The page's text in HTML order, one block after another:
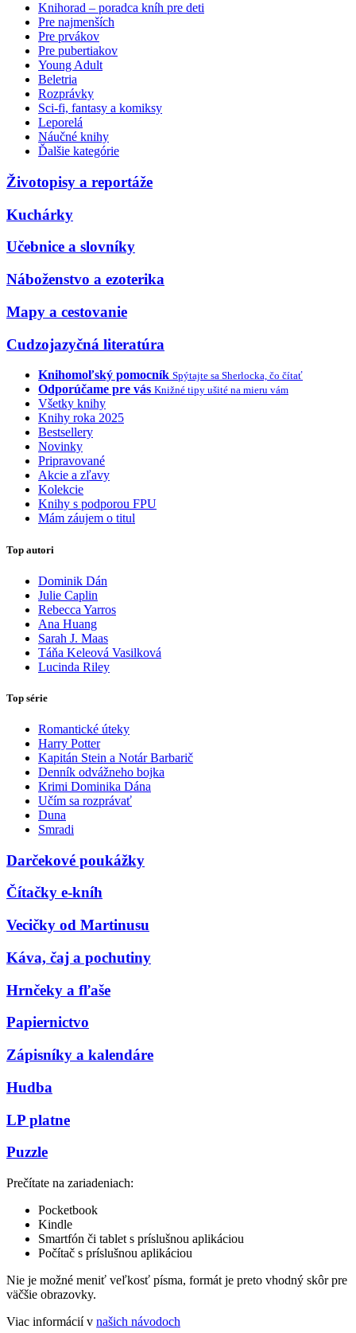
Knihorad – poradca kníh pre deti
Pre najmenších
Pre prvákov
Pre pubertiakov
Young Adult
Beletria
Rozprávky
Sci-fi, fantasy a komiksy
Leporelá
Náučné knihy
Ďalšie kategórie
Životopisy a reportáže
Kuchárky
Učebnice a slovníky
Náboženstvo a ezoterika
Mapy a cestovanie
Cudzojazyčná literatúra
Knihomoľský pomocník Spýtajte sa Sherlocka, čo čítať
Odporúčame pre vás Knižné tipy ušité na mieru vám
Všetky knihy
Knihy roka 2025
Bestsellery
Novinky
Pripravované
Akcie a zľavy
Kolekcie
Knihy s podporou FPU
Mám záujem o titul
Top autori
Dominik Dán
Julie Caplin
Rebecca Yarros
Ana Huang
Sarah J. Maas
Táňa Keleová Vasilková
Lucinda Riley
Top série
Romantické úteky
Harry Potter
Kapitán Stein a Notár Barbarič
Denník odvážneho bojka
Krimi Dominika Dána
Učím sa rozprávať
Duna
Smradi
Darčekové poukážky
Čítačky e-kníh
Vecičky od Martinusu
Káva, čaj a pochutiny
Hrnčeky a fľaše
Papiernictvo
Zápisníky a kalendáre
Hudba
LP platne
Puzzle
Prečítate na zariadeniach:
Pocketbook
Kindle
Smartfón či tablet s príslušnou aplikáciou
Počítač s príslušnou aplikáciou
Nie je možné meniť veľkosť písma, formát je preto vhodný skôr pre
väčšie obrazovky.
Viac informácií v našich návodoch